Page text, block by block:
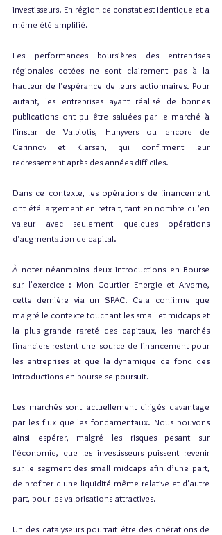
investisseurs. En région ce constat est identique et a
même été amplifié.
Les performances boursières des entreprises
régionales cotées ne sont clairement pas à la
hauteur de l'espérance de leurs actionnaires. Pour
autant, les entreprises ayant réalisé de bonnes
publications ont pu être saluées par le marché à
l'instar de Valbiotis, Hunyvers ou encore de
Cerinnov et Klarsen, qui confirment leur
redressement après des années difficiles.
Dans ce contexte, les opérations de financement
ont été largement en retrait, tant en nombre qu’en
valeur avec seulement quelques opérations
d'augmentation de capital.
À noter néanmoins deux introductions en Bourse
sur l'exercice : Mon Courtier Energie et Arverne,
cette dernière via un SPAC. Cela confirme que
malgré le contexte touchant les small et midcaps et
la plus grande rareté des capitaux, les marchés
financiers restent une source de financement pour
les entreprises et que la dynamique de fond des
introductions en bourse se poursuit.
Les marchés sont actuellement dirigés davantage
par les flux que les fondamentaux. Nous pouvons
ainsi espérer, malgré les risques pesant sur
l'économie, que les investisseurs puissent revenir
sur le segment des small midcaps afin d’une part,
de profiter d'une liquidité même relative et d'autre
part, pour les valorisations attractives.
Un des catalyseurs pourrait être des opérations de